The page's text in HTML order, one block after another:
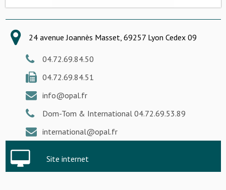
24 avenue Joannès Masset, 69257 Lyon Cedex 09
04.72.69.84.50
04.72.69.84.51
info@opal.fr
Dom-Tom & International 04.72.69.53.89
international@opal.fr
Site internet